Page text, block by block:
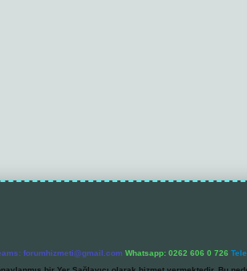
forumhizmeti@gmail.com Whatsapp: 0262 606 0 726